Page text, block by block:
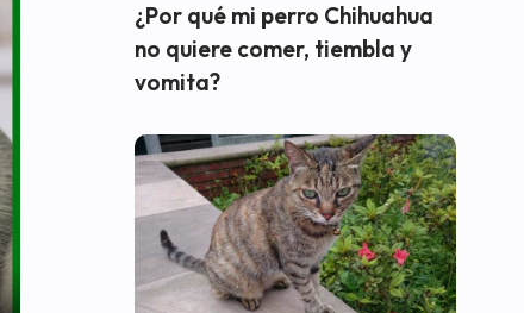
¿Por qué mi perro Chihuahua
no quiere comer, tiembla y
vomita?